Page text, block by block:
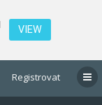
VIEW
Registrovat